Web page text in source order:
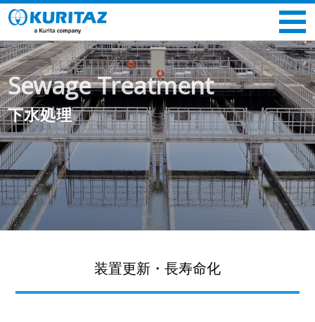
Sewage Treatment
下水処理
装置更新・長寿命化